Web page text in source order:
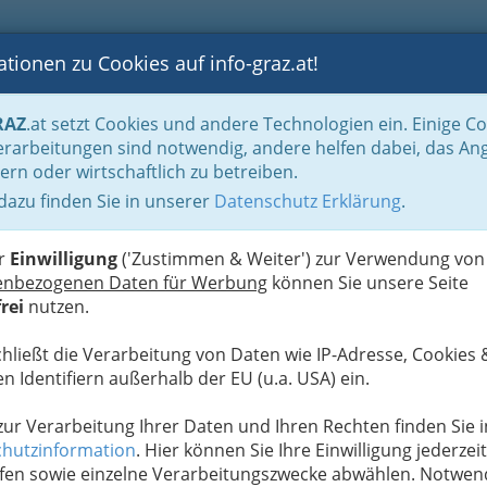
BLOGS FOTOS GASTRONOMIE BRANCHEN
zu Cookies auf info-graz.at!
.at setzt Cookies und andere Technologien ein. Einige
sind notwendig, andere helfen dabei, das
oder wirtschaftlich zu betreiben.
finden Sie in unserer Datenschutz Erklärung.
Einwilligung('Zustimmen & Weiter') zur Verwendung von
Daten für Werbung können Sie unsere Seite
nutzen.
die Verarbeitung von Daten wie IP-Adresse, Cookies
Identifiern außerhalb der EU (u.a. USA) ein.
Verarbeitung Ihrer Daten und Ihren Rechten finden Sie
. Hier können Sie Ihre Einwilligung jederzeit
sowie einzelne Verarbeitungszwecke abwählen.
und Parkhouse
und das bekannte Forum
- Bilder aus dem
bietet
Stunden
Besucher auf
Getränk im